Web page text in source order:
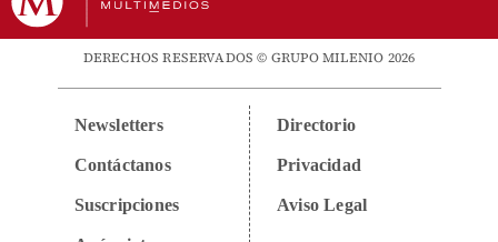
DERECHOS RESERVADOS © GRUPO MILENIO 2026
Newsletters
Contáctanos
Suscripciones
Directorio
Privacidad
Aviso Legal